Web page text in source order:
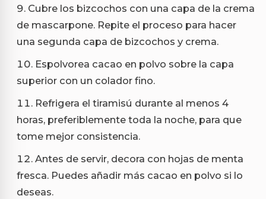
Cubre los bizcochos con una capa de la crema
de mascarpone. Repite el proceso para hacer
una segunda capa de bizcochos y crema.
Espolvorea cacao en polvo sobre la capa
superior con un colador fino.
Refrigera el tiramisú durante al menos 4
horas, preferiblemente toda la noche, para que
tome mejor consistencia.
Antes de servir, decora con hojas de menta
fresca. Puedes añadir más cacao en polvo si lo
deseas.